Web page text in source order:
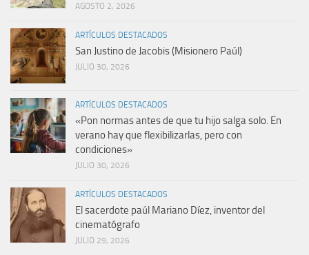
AGOSTO 2, 2026
ARTÍCULOS DESTACADOS
San Justino de Jacobis (Misionero Paúl)
JULIO 30, 2026
ARTÍCULOS DESTACADOS
«Pon normas antes de que tu hijo salga solo. En
verano hay que flexibilizarlas, pero con
condiciones»
JULIO 30, 2026
ARTÍCULOS DESTACADOS
El sacerdote paúl Mariano Díez, inventor del
cinematógrafo
JULIO 29, 2026